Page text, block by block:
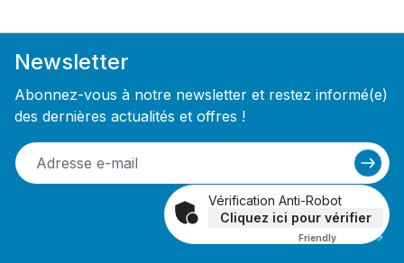
Newsletter
Abonnez-vous à notre newsletter et restez informé(e)
des dernières actualités et offres !
Vérification Anti-Robot
Cliquez ici pour vérifier
Friendly Captcha ⇗